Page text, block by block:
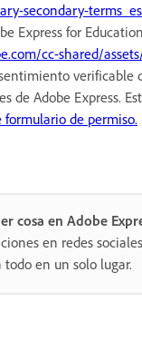
secondary-terms_es
Express for
cc-shared/
de Adobe Express.
formulario de permiso.
cosa en Adobe
en redes
todo en un solo lugar.